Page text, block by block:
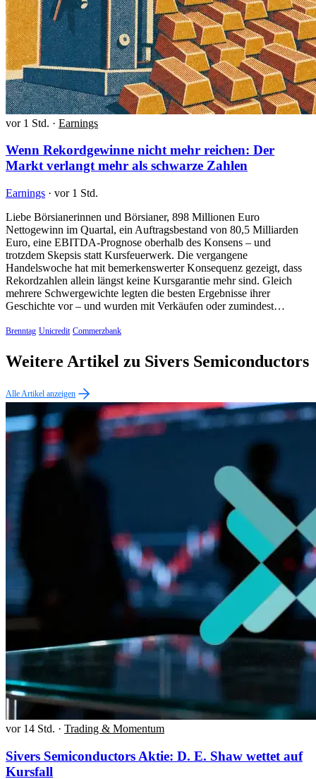
vor 1 Std. · Earnings
Wenn Rekordgewinne nicht mehr reichen: Der
Markt verlangt mehr als schwarze Zahlen
Earnings · vor 1 Std.
Liebe Börsianerinnen und Börsianer, 898 Millionen Euro
Nettogewinn im Quartal, ein Auftragsbestand von 80,5 Milliarden
Euro, eine EBITDA-Prognose oberhalb des Konsens – und
trotzdem Skepsis statt Kursfeuerwerk. Die vergangene
Handelswoche hat mit bemerkenswerter Konsequenz gezeigt, dass
Rekordzahlen allein längst keine Kursgarantie mehr sind. Gleich
mehrere Schwergewichte legten die besten Ergebnisse ihrer
Geschichte vor – und wurden mit Verkäufen oder zumindest…
Brenntag Unicredit Commerzbank
Weitere Artikel zu Sivers Semiconductors
Alle Artikel anzeigen
vor 14 Std. · Trading & Momentum
Sivers Semiconductors Aktie: D. E. Shaw wettet auf
Kursfall